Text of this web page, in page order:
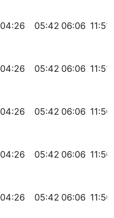
04:26 05:42 06:06 11:51
04:26 05:42 06:06 11:51
04:26 05:42 06:06 11:50
04:26 05:42 06:06 11:50
04:26 05:42 06:06 11:50